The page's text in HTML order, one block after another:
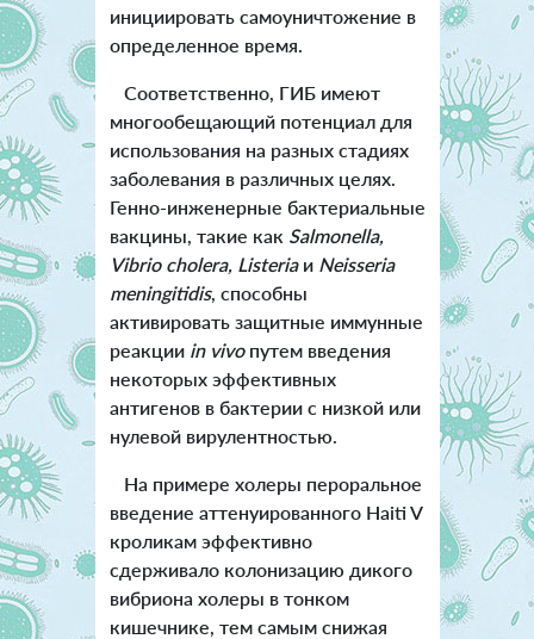
инициировать самоуничтожение в
определенное время.
Соответственно, ГИБ имеют
многообещающий потенциал для
использования на разных стадиях
заболевания в различных целях.
Генно-инженерные бактериальные
вакцины, такие как Salmonella,
Vibrio cholera, Listeriaи Neisseria
meningitidis, способны
активировать защитные иммунные
реакции in vivoпутем введения
некоторых эффективных
антигенов в бактерии с низкой или
нулевой вирулентностью.
На примере холеры пероральное
введение аттенуированного Haiti V
кроликам эффективно
сдерживало колонизацию дикого
вибриона холеры в тонком
кишечнике, тем самым снижая